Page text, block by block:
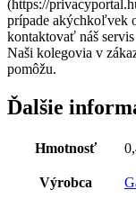
(https://
prípade akýchkoľvek
kontaktovať náš
Naši kolegovia v
pomôžu.
Ďalšie
Hmotnosť
Výrobca